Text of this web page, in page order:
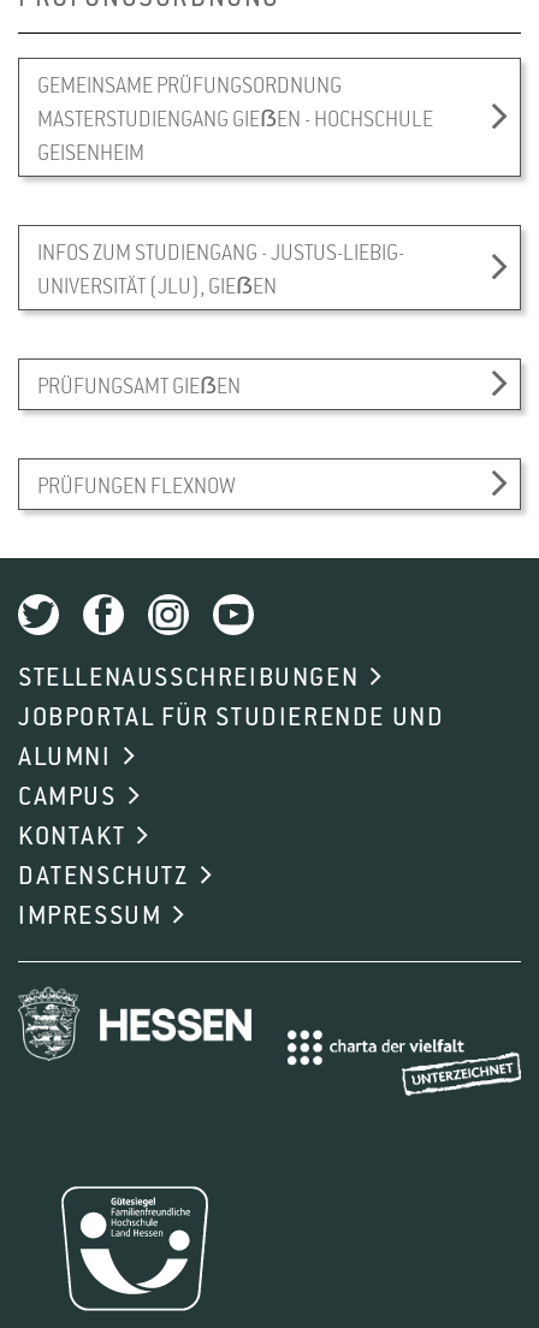
Kontakt:
E-Mail:Team für Studium und Promotion am FB 09
PRÜFUNGSTERMINE
STUDIENGÄNGE
(PDF, 100 KB)
INFORMATION
GEMEINSAME PRÜFUNGSORDNUNG
MASTERSTUDIENGANG GIEẞEN - HOCHSCHULE
GEISENHEIM
INFOS ZUM STUDIENGANG - JUSTUS-LIEBIG-
UNIVERSITÄT (JLU), GIEẞEN
PRÜFUNGSAMT GIEẞEN
PRÜFUNGEN FLEXNOW
STELLENAUSSCHREIBUNGEN
JOBPORTAL FÜR STUDIERENDE UND
ALUMNI
CAMPUS
KONTAKT
DATENSCHUTZ
IMPRESSUM